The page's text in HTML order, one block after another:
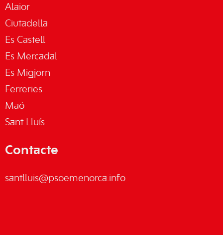
Alaior
Ciutadella
Es Castell
Es Mercadal
Es Migjorn
Ferreries
Maó
Sant Lluís
Contacte
santlluis@psoemenorca.info